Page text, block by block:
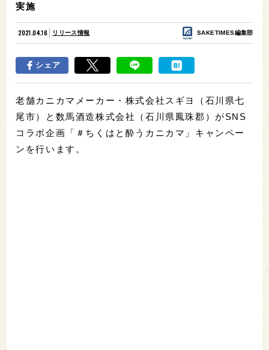
実施
2021.04.16 リリース情報 SAKETIMES編集部
シェア
老舗カニカマメーカー・株式会社スギヨ（石川県七
尾市）と数馬酒造株式会社（石川県鳳珠郡）がSNS
コラボ企画「＃ちくはと酔うカニカマ」キャンペー
ンを行います。